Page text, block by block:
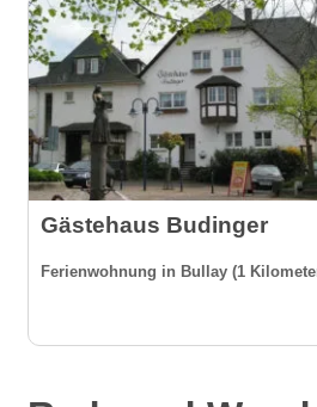
Gästehaus Budinger
Ferienwohnung in Bullay (1